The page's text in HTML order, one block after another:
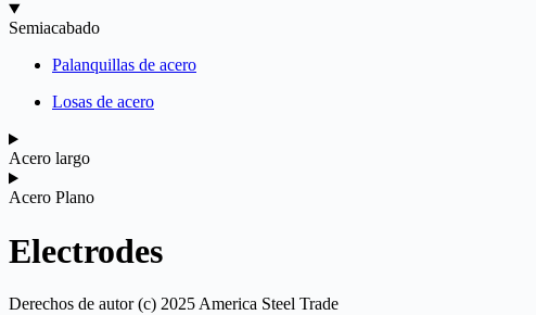
Semiacabado
Palanquillas de acero
Losas de acero
Acero largo
Acero Plano
Electrodes
Derechos de autor (c) 2025 America Steel Trade